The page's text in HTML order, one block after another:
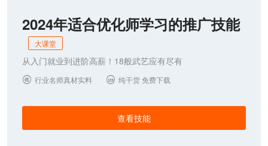
2024年适合优化师学习的推广技能
大课堂
从入门就业到进阶高薪！18般武艺应有尽有
 行业名师真材实料  纯干货 免费下载
查看技能